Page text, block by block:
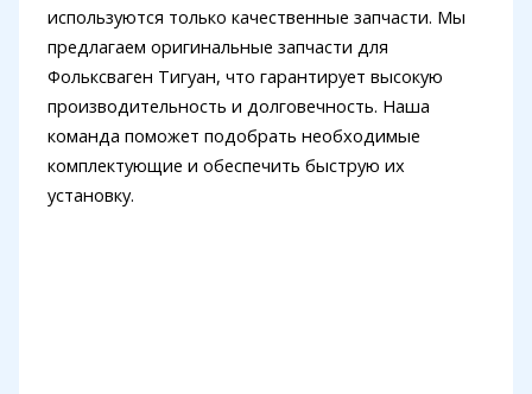
используются только качественные запчасти. Мы
предлагаем оригинальные запчасти для
Фольксваген Тигуан, что гарантирует высокую
производительность и долговечность. Наша
команда поможет подобрать необходимые
комплектующие и обеспечить быструю их
установку.